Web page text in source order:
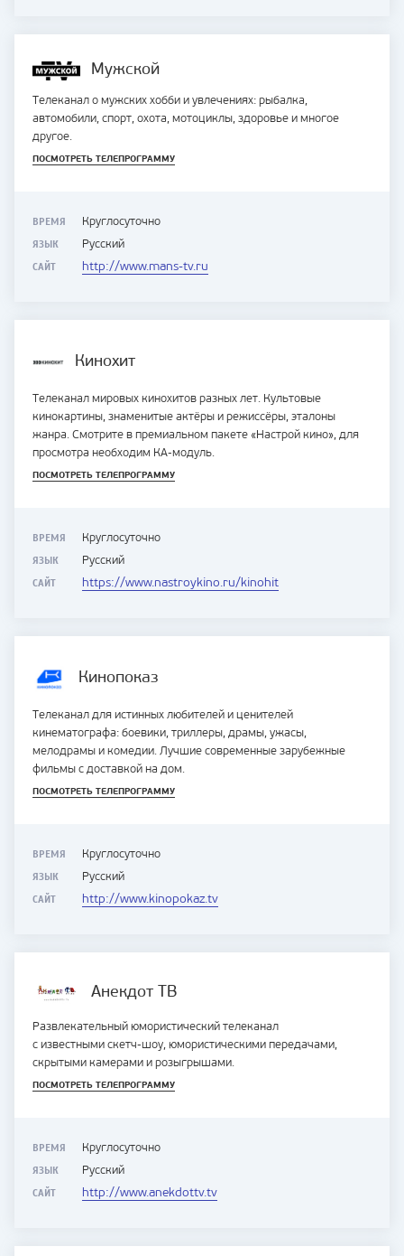
Мужской
Телеканал о мужских хобби и увлечениях: рыбалка,
автомобили, спорт, охота, мотоциклы, здоровье и многое
другое.
ПОСМОТРЕТЬ ТЕЛЕПРОГРАММУ
ВРЕМЯ Круглосуточно
ЯЗЫК Русский
САЙТ http://www.mans-tv.ru
Кинохит
Телеканал мировых кинохитов разных лет. Культовые
кинокартины, знаменитые актёры и режиссёры, эталоны
жанра. Смотрите в премиальном пакете «Настрой кино», для
просмотра необходим КА-модуль.
ПОСМОТРЕТЬ ТЕЛЕПРОГРАММУ
ВРЕМЯ Круглосуточно
ЯЗЫК Русский
САЙТ https://www.nastroykino.ru/kinohit
Кинопоказ
Телеканал для истинных любителей и ценителей
кинематографа: боевики, триллеры, драмы, ужасы,
мелодрамы и комедии. Лучшие современные зарубежные
фильмы с доставкой на дом.
ПОСМОТРЕТЬ ТЕЛЕПРОГРАММУ
ВРЕМЯ Круглосуточно
ЯЗЫК Русский
САЙТ http://www.kinopokaz.tv
Анекдот ТВ
Развлекательный юмористический телеканал
с известными скетч-шоу, юмористическими передачами,
скрытыми камерами и розыгрышами.
ПОСМОТРЕТЬ ТЕЛЕПРОГРАММУ
ВРЕМЯ Круглосуточно
ЯЗЫК Русский
САЙТ http://www.anekdottv.tv